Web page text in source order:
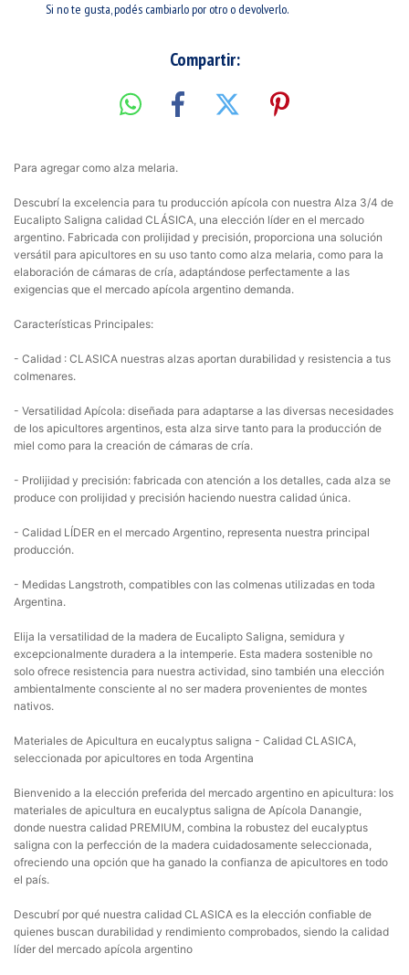
Si no te gusta, podés cambiarlo por otro o devolverlo.
Compartir:
Para agregar como alza melaria.
Descubrí la excelencia para tu producción apícola con nuestra Alza 3/4 de
Eucalipto Saligna calidad CLÁSICA, una elección líder en el mercado
argentino. Fabricada con prolijidad y precisión, proporciona una solución
versátil para apicultores en su uso tanto como alza melaria, como para la
elaboración de cámaras de cría, adaptándose perfectamente a las
exigencias que el mercado apícola argentino demanda.
Características Principales:
- Calidad : CLASICA nuestras alzas aportan durabilidad y resistencia a tus
colmenares.
- Versatilidad Apícola: diseñada para adaptarse a las diversas necesidades
de los apicultores argentinos, esta alza sirve tanto para la producción de
miel como para la creación de cámaras de cría.
- Prolijidad y precisión: fabricada con atención a los detalles, cada alza se
produce con prolijidad y precisión haciendo nuestra calidad única.
- Calidad LÍDER en el mercado Argentino, representa nuestra principal
producción.
- Medidas Langstroth, compatibles con las colmenas utilizadas en toda
Argentina.
Elija la versatilidad de la madera de Eucalipto Saligna, semidura y
excepcionalmente duradera a la intemperie. Esta madera sostenible no
solo ofrece resistencia para nuestra actividad, sino también una elección
ambientalmente consciente al no ser madera provenientes de montes
nativos.
Materiales de Apicultura en eucalyptus saligna - Calidad CLASICA,
seleccionada por apicultores en toda Argentina
Bienvenido a la elección preferida del mercado argentino en apicultura: los
materiales de apicultura en eucalyptus saligna de Apícola Danangie,
donde nuestra calidad PREMIUM, combina la robustez del eucalyptus
saligna con la perfección de la madera cuidadosamente seleccionada,
ofreciendo una opción que ha ganado la confianza de apicultores en todo
el país.
Descubrí por qué nuestra calidad CLASICA es la elección confiable de
quienes buscan durabilidad y rendimiento comprobados, siendo la calidad
líder del mercado apícola argentino